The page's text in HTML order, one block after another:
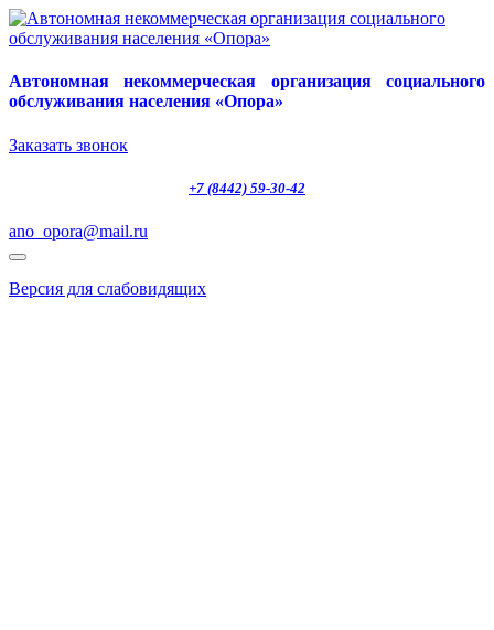
Автономная некоммерческая организация социального
обслуживания населения «Опора»
Заказать звонок
+7 (8442) 59-30-42
ano_opora@mail.ru
Версия для слабовидящих